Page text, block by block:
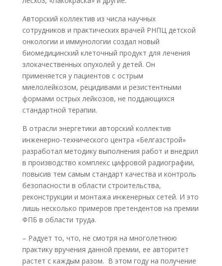
Авторский коллектив из числа научных
сотрудников и практических врачей РНПЦ детской
онкологии и иммунологии создал новый
биомедицинский клеточный продукт для лечения
злокачественных опухолей у детей. Он
применяется у пациентов с острым
миелолейкозом, рецидивами и резистентными
формами острых лейкозов, не поддающихся
стандартной терапии.
В отрасли энергетики авторский коллектив
инженерно-технического центра «Белгазстрой»
разработал методику выполнения работ и внедрил
в производство комплекс цифровой радиографии,
повысив тем самым стандарт качества и контроль
безопасности в области строительства,
реконструкции и монтажа инженерных сетей. И это
лишь несколько примеров претендентов на премии
ФПБ в области труда.
– Радует то, что, не смотря на многолетнюю
практику вручения данной премии, ее авторитет
растет с каждым разом. В этом году на получение